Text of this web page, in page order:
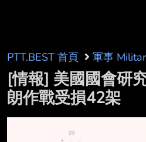
PTT.BEST 首頁 軍事
[情報] 美國國會研
朗作戰受損42架